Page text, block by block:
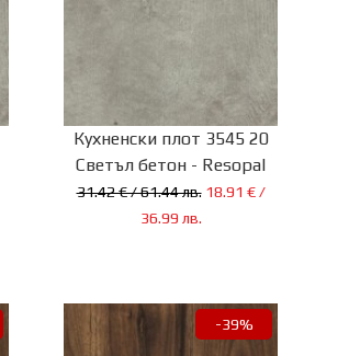
Кухненски плот 3545 20
Светъл бетон - Resopal
31.42 € / 61.44 лв. 18.91 € /
36.99 лв.
-39%